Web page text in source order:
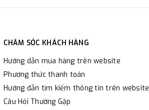
CHĂM SÓC KHÁCH HÀNG
Hướng dẫn mua hàng trên website
Phương thức thanh toán
Hướng dẫn tìm kiếm thông tin trên website
Câu Hỏi Thường Gặp